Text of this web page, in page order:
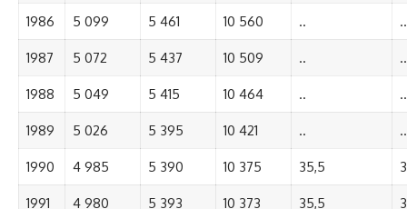
1986 5 099 5 461 10 560 .. ..
1987 5 072 5 437 10 509 .. ..
1988 5 049 5 415 10 464 .. ..
1989 5 026 5 395 10 421 .. ..
1990 4 985 5 390 10 375 35,5
1991 4 980 5 393 10 373 35,5